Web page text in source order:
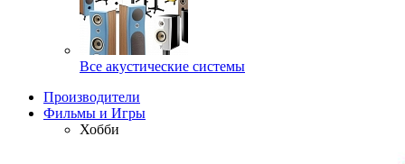
Все акустические системы
Производители
Фильмы и Игры
Хобби